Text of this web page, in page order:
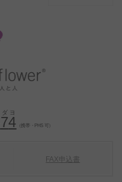
74 （携帯・PHS 可）
FAX申込書